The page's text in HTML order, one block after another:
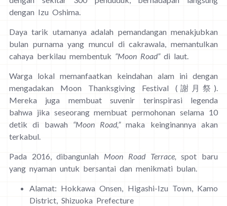
dengan Izu Oshima.
Daya tarik utamanya adalah pemandangan menakjubkan
bulan purnama yang muncul di cakrawala, memantulkan
cahaya berkilau membentuk “Moon Road”di laut.
Warga lokal memanfaatkan keindahan alam ini dengan
mengadakan Moon Thanksgiving Festival (謝月祭).
Mereka juga membuat suvenir terinspirasi legenda
bahwa jika seseorang membuat permohonan selama 10
detik di bawah “Moon Road,”maka keinginannya akan
terkabul.
Pada 2016, dibangunlah Moon Road Terrace,spot baru
yang nyaman untuk bersantai dan menikmati bulan.
Alamat: Hokkawa Onsen, Higashi-Izu Town, Kamo
District, Shizuoka Prefecture